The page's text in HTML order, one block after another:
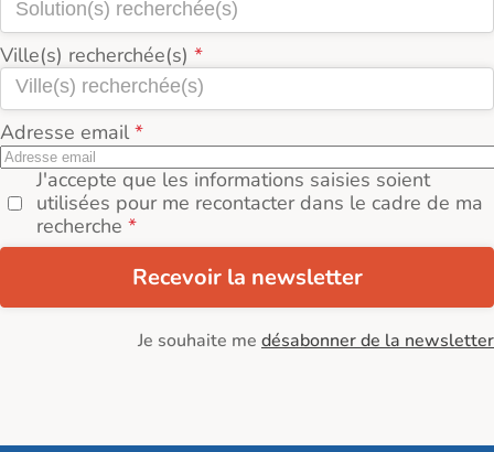
Ville(s) recherchée(s)
Adresse email
J'accepte que les informations saisies soient
utilisées pour me recontacter dans le cadre de ma
recherche
Recevoir la newsletter
Je souhaite me désabonner de la newsletter